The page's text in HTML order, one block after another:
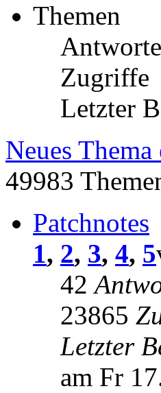
Themen
Zugriffe
Letzter
Neues Thema
49983
Patchnotes
1, 2, 3, 4, 5
42
23865
Letzter
am Fr